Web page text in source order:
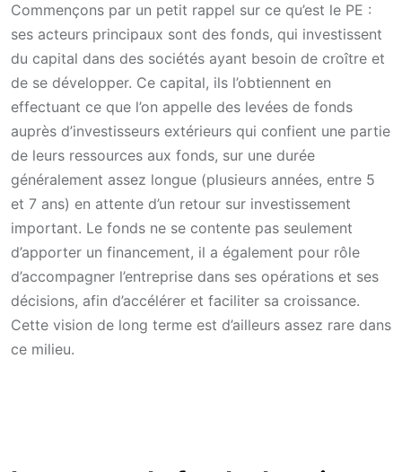
Commençons par un petit rappel sur ce qu’est le PE :
ses acteurs principaux sont des fonds, qui investissent
du capital dans des sociétés ayant besoin de croître et
de se développer. Ce capital, ils l’obtiennent en
effectuant ce que l’on appelle des levées de fonds
auprès d’investisseurs extérieurs qui confient une partie
de leurs ressources aux fonds, sur une durée
généralement assez longue (plusieurs années, entre 5
et 7 ans) en attente d’un retour sur investissement
important. Le fonds ne se contente pas seulement
d’apporter un financement, il a également pour rôle
d’accompagner l’entreprise dans ses opérations et ses
décisions, afin d’accélérer et faciliter sa croissance.
Cette vision de long terme est d’ailleurs assez rare dans
ce milieu.